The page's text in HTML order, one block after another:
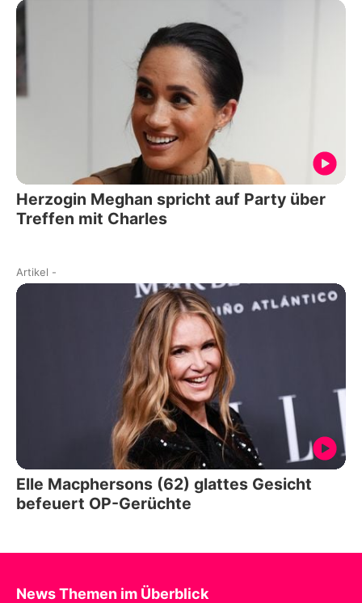
Herzogin Meghan spricht auf Party über
Treffen mit Charles
Artikel -
Elle Macphersons (62) glattes Gesicht
befeuert OP-Gerüchte
News Themen im Überblick